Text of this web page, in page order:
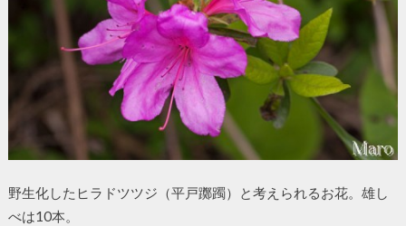
野生化したヒラドツツジ（平戸躑躅）と考えられるお花。雄し
べは10本。